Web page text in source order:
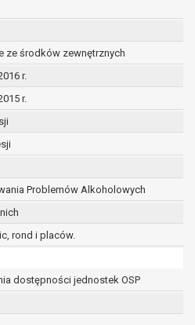
ze środków zewnętrznych
r.
r.
Problemów Alkoholowych
rond i placów.
dostępności jednostek OSP
z przepisów prawa;
ograniczenia
danych osobowych na
18 RODO, w przypadku gdy:
dane dotyczą
prawidłowość danych
– na okres pozwalający
sprawdzić
tych danych,
danych jest niezgodne
a osoba, której dane
sprzeciwia się usunięciu
żądając w zamian ich
dotyczą, potrzebuje ich do
obrony lub dochodzenia